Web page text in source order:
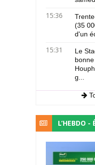
15:36
(35
d'un
15:31
Le
g...
L’HEBDO